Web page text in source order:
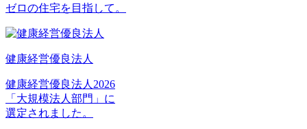
ゼロの住宅を目指して。
健康経営優良法人
健康経営優良法人2026
「大規模法人部門」に
選定されました。